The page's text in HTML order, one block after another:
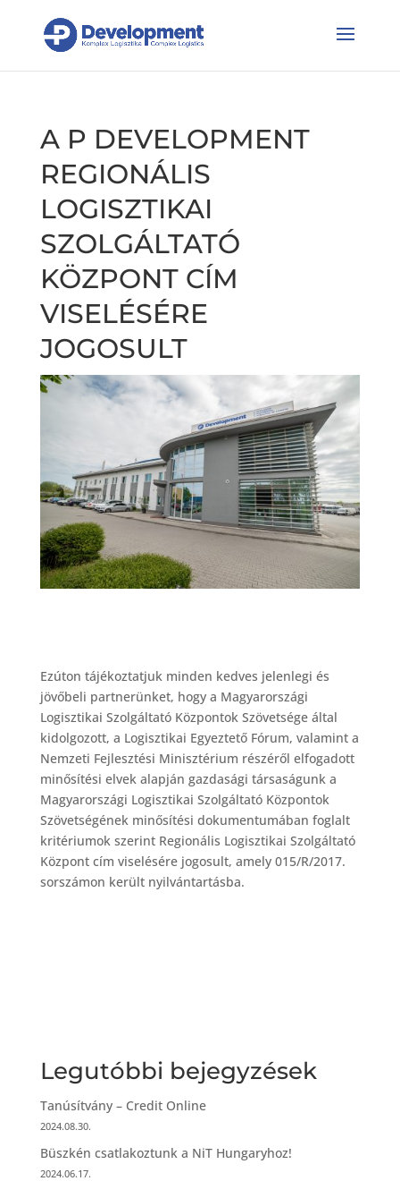
A P DEVELOPMENT
REGIONÁLIS
LOGISZTIKAI
SZOLGÁLTATÓ
KÖZPONT CÍM
VISELÉSÉRE
JOGOSULT
Ezúton tájékoztatjuk minden kedves jelenlegi és
jövőbeli partnerünket, hogy a Magyarországi
Logisztikai Szolgáltató Központok Szövetsége által
kidolgozott, a Logisztikai Egyeztető Fórum, valamint a
Nemzeti Fejlesztési Minisztérium részéről elfogadott
minősítési elvek alapján gazdasági társaságunk a
Magyarországi Logisztikai Szolgáltató Központok
Szövetségének minősítési dokumentumában foglalt
kritériumok szerint Regionális Logisztikai Szolgáltató
Központ cím viselésére jogosult, amely 015/R/2017.
sorszámon került nyilvántartásba.
Legutóbbi bejegyzések
Tanúsítvány – Credit Online
2024.08.30.
Büszkén csatlakoztunk a NiT Hungaryhoz!
2024.06.17.